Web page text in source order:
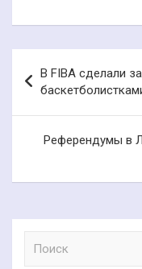
по
записям
В FIBA сделали
Референдумы в